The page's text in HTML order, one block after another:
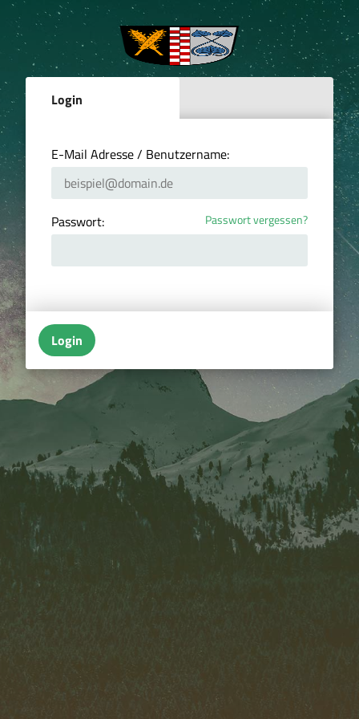
Login
E-Mail Adresse / Benutzername:
Passwort: Passwort vergessen?
Login